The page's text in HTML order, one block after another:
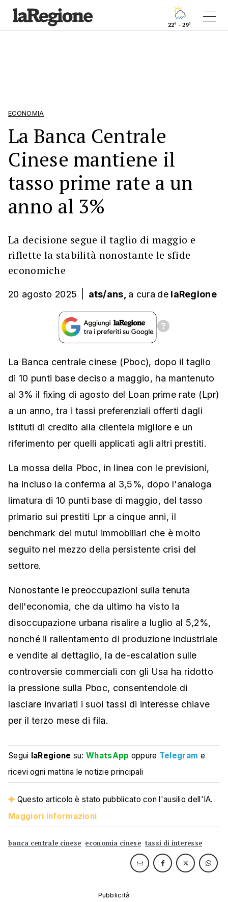
22° - 29°
ECONOMIA
La Banca Centrale
Cinese mantiene il
tasso prime rate a un
anno al 3%
La decisione segue il taglio di maggio e
riflette la stabilità nonostante le sfide
economiche
20 agosto 2025 ats/ans, a cura de laRegione
La Banca centrale cinese (Pboc), dopo il taglio
di 10 punti base deciso a maggio, ha mantenuto
al 3% il fixing di agosto del Loan prime rate (Lpr)
a un anno, tra i tassi preferenziali offerti dagli
istituti di credito alla clientela migliore e un
riferimento per quelli applicati agli altri prestiti.
La mossa della Pboc, in linea con le previsioni,
ha incluso la conferma al 3,5%, dopo l'analoga
limatura di 10 punti base di maggio, del tasso
primario sui prestiti Lpr a cinque anni, il
benchmark dei mutui immobiliari che è molto
seguito nel mezzo della persistente crisi del
settore.
Nonostante le preoccupazioni sulla tenuta
dell'economia, che da ultimo ha visto la
disoccupazione urbana risalire a luglio al 5,2%,
nonché il rallentamento di produzione industriale
e vendite al dettaglio, la de-escalation sulle
controversie commerciali con gli Usa ha ridotto
la pressione sulla Pboc, consentendole di
lasciare invariati i suoi tassi di interesse chiave
per il terzo mese di fila.
Segui laRegione su:WhatsApp oppure Telegram e
ricevi ogni mattina le notizie principali
Questo articolo è stato pubblicato con l'ausilio dell'IA.
Maggiori informazioni
banca centrale cinese economia cinese tassi di interesse